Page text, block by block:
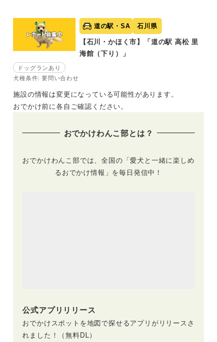
道の駅・SA 石川県
【石川・かほく市】「道の駅 高松 里
海館（下り）」
ドッグランあり
犬種条件: 要問い合わせ
施設の情報は変更になっている可能性があります。
おでかけ前に各自ご確認ください。
おでかけわんこ部とは？
おでかけわんこ部では、全国の「愛犬と一緒に楽しめ
るおでかけ情報」を毎日発信中！
公式アプリリリース
おでかけスポットを地図で探せるアプリがリリースさ
れました！（無料DL）